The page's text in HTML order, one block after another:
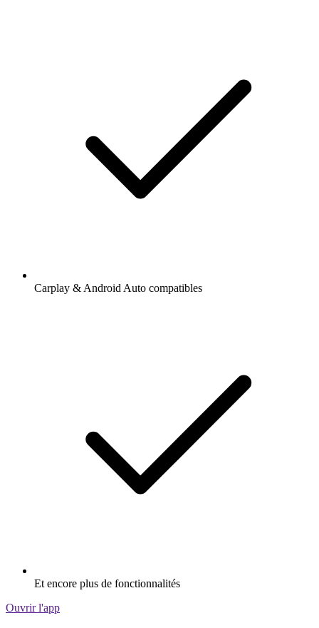
Carplay & Android Auto compatibles
Et encore plus de fonctionnalités
Ouvrir l'app